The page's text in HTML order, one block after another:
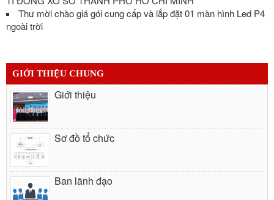
Thư mời chào giá gói cung cấp và lắp đặt 01 màn hình Led P4
ngoài trời
GIỚI THIỆU CHUNG
Giới thiệu
Sơ đồ tổ chức
Ban lãnh đạo